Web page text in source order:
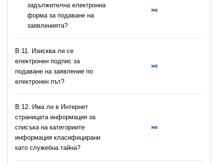
задължителна електронна
форма за подаване на
заявленията?
не
В.11. Изисква ли се
електронен подпис за
подаване на заявление по
електронен път?
не
В.12. Има ли в Интернет
страницата информация за
списъка на категориите
информация класифицирани
като служебна тайна?
не